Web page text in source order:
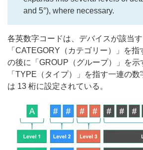
and 5°), where necessary.
各英数字コードは、デバイスが該当す
「CATEGORY（カテゴリー）」を
の後に「GROUP（グループ）」を示
「TYPE（タイプ）」を指す一連の
は 13 桁に設定されている。